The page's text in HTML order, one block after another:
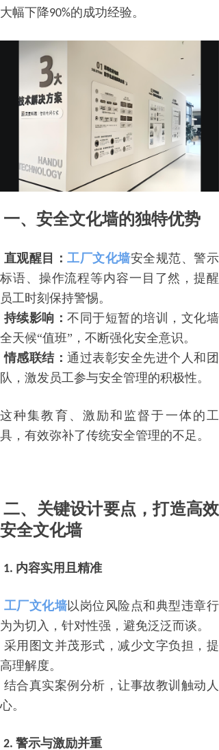
大幅下降90%的成功经验。
一、安全文化墙的独特优势
直观醒目：工厂文化墙安全规范、警示
标语、操作流程等内容一目了然，提醒
员工时刻保持警惕。
持续影响：不同于短暂的培训，文化墙
全天候“值班”，不断强化安全意识。
情感联结：通过表彰安全先进个人和团
队，激发员工参与安全管理的积极性。
这种集教育、激励和监督于一体的工
具，有效弥补了传统安全管理的不足。
二、关键设计要点，打造高效
安全文化墙
1. 内容实用且精准
工厂文化墙以岗位风险点和典型违章行
为为切入，针对性强，避免泛泛而谈。
采用图文并茂形式，减少文字负担，提
高理解度。
结合真实案例分析，让事故教训触动人
心。
2. 警示与激励并重